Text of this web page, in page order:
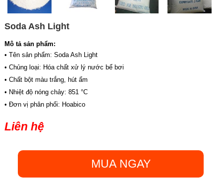
Soda Ash Light
Mô tả sản phẩm:
• Tên sản phẩm: Soda Ash Light
• Chủng loại: Hóa chất xử lý nước bể bơi
• Chất bột màu trắng, hút ẩm
• Nhiệt độ nóng chảy: 851 °C
• Đơn vị phân phối: Hoabico
Liên hệ
MUA NGAY